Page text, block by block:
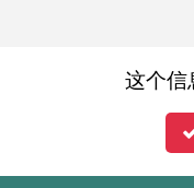
这个信